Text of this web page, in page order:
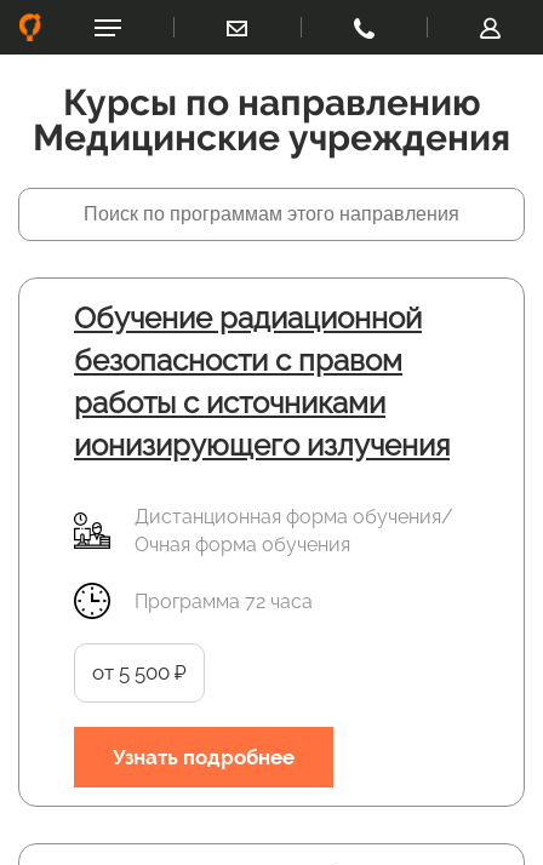
Курсы по направлению
Медицинские учреждения
Обучение радиационной
безопасности с правом
работы с источниками
ионизирующего излучения
Дистанционная форма обучения/
Очная форма обучения
Программа 72 часа
от 5 500 ₽
Узнать подробнее